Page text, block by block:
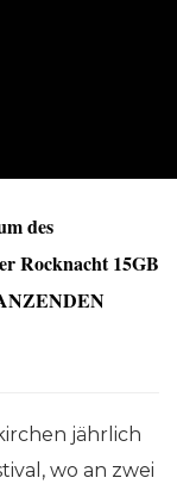
des
Rocknacht 15GB
jährlich
wo an zwei